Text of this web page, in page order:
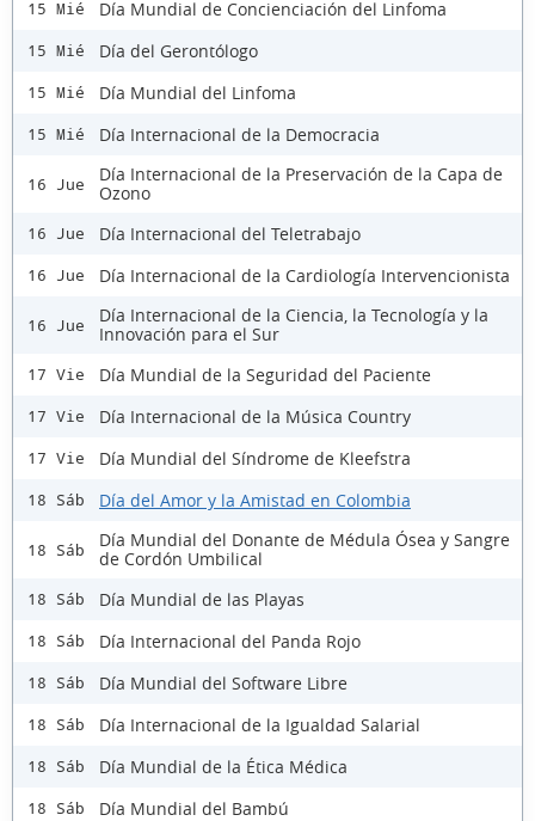
15 Mié Día Mundial de Concienciación del Linfoma
15 Mié Día del Gerontólogo
15 Mié Día Mundial del Linfoma
15 Mié Día Internacional de la Democracia
16 Jue
Día Internacional de la Preservación de la Capa de
Ozono
16 Jue Día Internacional del Teletrabajo
16 Jue Día Internacional de la Cardiología Intervencionista
16 Jue
Día Internacional de la Ciencia, la Tecnología y la
Innovación para el Sur
17 Vie Día Mundial de la Seguridad del Paciente
17 Vie Día Internacional de la Música Country
17 Vie Día Mundial del Síndrome de Kleefstra
18 Sáb Día del Amor y la Amistad en Colombia
18 Sáb
Día Mundial del Donante de Médula Ósea y Sangre
de Cordón Umbilical
18 Sáb Día Mundial de las Playas
18 Sáb Día Internacional del Panda Rojo
18 Sáb Día Mundial del Software Libre
18 Sáb Día Internacional de la Igualdad Salarial
18 Sáb Día Mundial de la Ética Médica
18 Sáb Día Mundial del Bambú